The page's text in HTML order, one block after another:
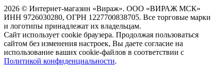
2026 © Интернет-магазин «Вираж». ООО «ВИРАЖ МСК»
ИНН 9726030280, ОГРН 1227700838705. Все торговые марки
и логотипы принадлежат их владельцам.
Сайт использует cookie браузера. Продолжая пользоваться
сайтом без изменения настроек, Вы даете согласие на
использование ваших cookie-файлов в соответствии с
Политикой конфиденциальности.